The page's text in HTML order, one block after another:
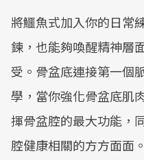
將鱷魚式加入你的日常
鍊，也能夠喚醒精神層
受。骨盆底連接第一個
學，當你強化骨盆底肌
揮骨盆腔的最大功能，
腔健康相關的方方面面